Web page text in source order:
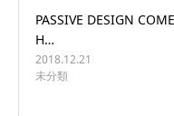
PASSIVE DESIGN COME
H…
2018.12.21
未分類